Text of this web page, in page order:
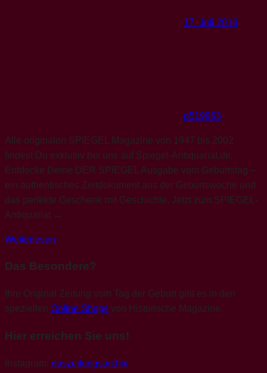
17. Juli 2018
p519963
Alle originalen SPIEGEL Magazine von 1947 bis 2002
findest Du exklusiv bei uns auf Spiegel-Antiquariat.de.
Entdecke Deine DER SPIEGEL Ausgabe vom Geburtstag –
ein authentisches Zeitdokument aus der Geburtswoche und
das perfekte Geschenk mit Geschichte. Jetzt zum SPIEGEL-
Antiquariat →
Weiterlesen
Das Besondere?
Ihre Original Zeitung vom Tag der Geburt gibt es in den
speziellen Online Shops von Historische Magazine.
Hier erreichen Sie uns!
Instagram: daszeitungsarchiv